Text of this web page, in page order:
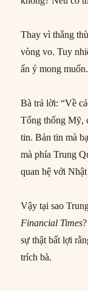
Thay vì thẳng
vòng vo. Tuy
ẩn ý mong muốn.
Bà trả lời: “Về
Tổng thống Mỹ,
tin. Bản tin mà
mà phía Trung
quan hệ với
Vậy tại sao
Financial Times
sự thật bất lợi
trích bà.